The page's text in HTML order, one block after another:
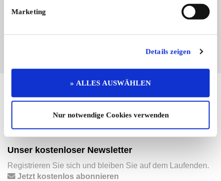
Marketing
Details zeigen
» ALLES AUSWÄHLEN
Nur notwendige Cookies verwenden
ergänzen und für sich zu nutzen:
laden Sie unsere Termine-App herunter:
Facebook|Instagram|YouTube|Termine-App
Unser kostenloser Newsletter
Registrieren Sie sich und bleiben Sie auf dem Laufenden.
Jetzt kostenlos abonnieren